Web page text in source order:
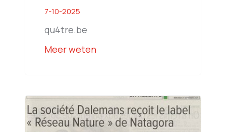
7-10-2025
qu4tre.be
Meer weten